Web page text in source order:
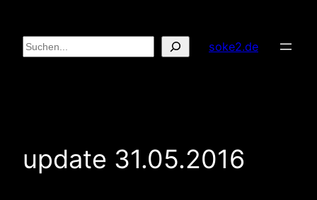
Inhalt
springen
Suchen soke2.de
update 31.05.2016